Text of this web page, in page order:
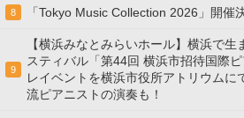
8 「Tokyo Music Collection 2026」開催
9
【横浜みなとみらいホール】横浜で生
スティバル「第44回 横浜市招待国際
レイベントを横浜市役所アトリウムに
流ピアニストの演奏も！